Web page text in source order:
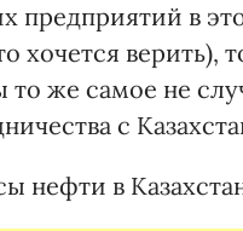
предприятий в
хочется верить),
то же самое не
с
нефти в